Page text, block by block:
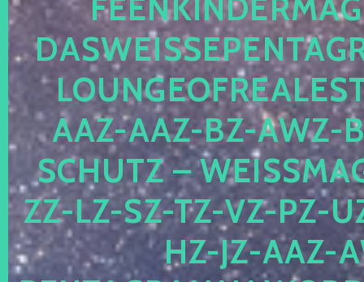
AZ-AAZ-BZ-AWZ-
CHUTZ –
-LZ-SZ-TZ-VZ-PZ-UZ-
-JZ-AAZ-